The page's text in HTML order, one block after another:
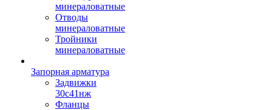
минераловатные
Отводы
минераловатные
Тройники
минераловатные
Запорная арматура
Задвижки
30с41нж
Фланцы